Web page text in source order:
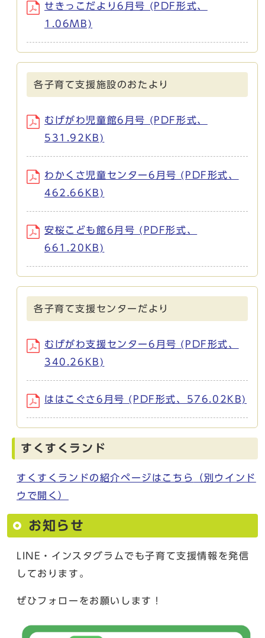
せきっこだより6月号 (PDF形式、
1.06MB)
各子育て支援施設のおたより
むげがわ児童館6月号 (PDF形式、
531.92KB)
わかくさ児童センター6月号 (PDF形式、
462.66KB)
安桜こども館6月号 (PDF形式、
661.20KB)
各子育て支援センターだより
むげがわ支援センター6月号 (PDF形式、
340.26KB)
ははこぐさ6月号 (PDF形式、576.02KB)
すくすくランド
すくすくランドの紹介ページはこちら
（別ウインド
ウで開く）
お知らせ
LINE・インスタグラムでも子育て支援情報を発信
しております。
ぜひフォローをお願いします！